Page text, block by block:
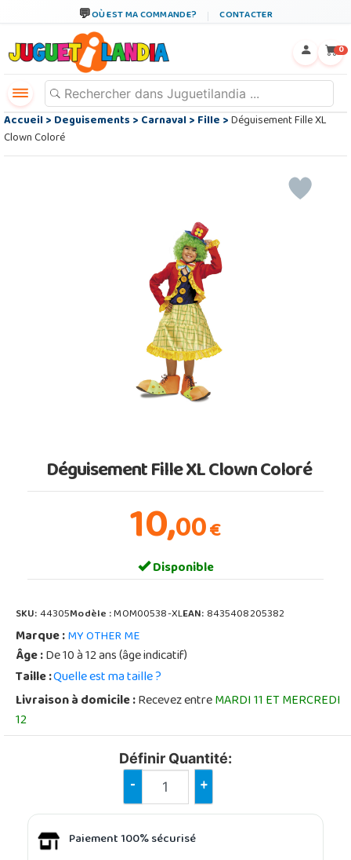
OÙ EST MA COMMANDE? CONTACTER
0
Accueil>Deguisements>Carnaval>Fille>Déguisement Fille XL
Clown Coloré
Déguisement Fille XL Clown Coloré
10,00€
Disponible
SKU:44305Modèle :MOM00538-XLEAN:8435408205382
Marque :MY OTHER ME
Âge :De 10 à 12 ans (âge indicatif)
Taille :Quelle est ma taille ?
Livraison à domicile :Recevez entreMARDI 11 ET MERCREDI
12
Définir Quantité:
- +
Paiement 100% sécurisé